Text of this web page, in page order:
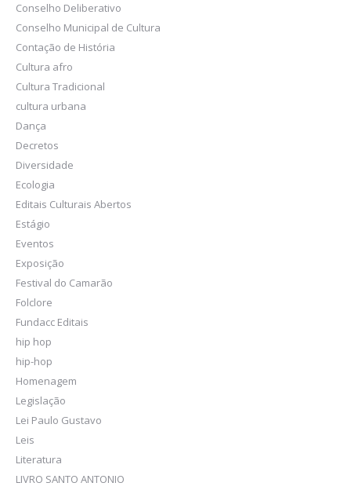
Conselho Deliberativo
Conselho Municipal de Cultura
Contação de História
Cultura afro
Cultura Tradicional
cultura urbana
Dança
Decretos
Diversidade
Ecologia
Editais Culturais Abertos
Estágio
Eventos
Exposição
Festival do Camarão
Folclore
Fundacc Editais
hip hop
hip-hop
Homenagem
Legislação
Lei Paulo Gustavo
Leis
Literatura
LIVRO SANTO ANTONIO